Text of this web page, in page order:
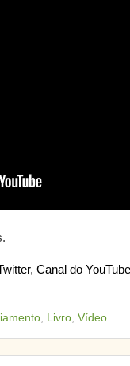
, Canal do YouTube
Livro Vídeo